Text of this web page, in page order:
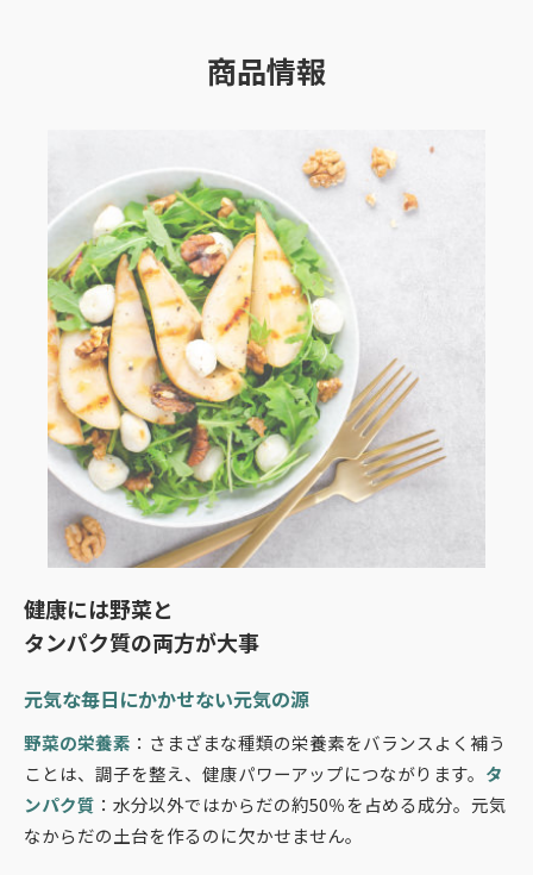
商品情報
健康には野菜と
タンパク質の両方が大事
元気な毎日にかかせない元気の源
野菜の栄養素 ：さまざまな種類の栄養素をバランスよく補う
ことは、調子を整え、健康パワーアップにつながります。 タ
ンパク質 ：水分以外ではからだの約50％を占める成分。元気
なからだの土台を作るのに欠かせません。